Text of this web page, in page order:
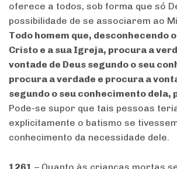
oferece a todos, sob forma que só
possibilidade de se associarem ao
Todo homem que, desconhecendo
Cristo e a sua Igreja, procura a
vontade de Deus segundo o seu
procura a verdade e procura a
segundo o seu conhecimento dela,
Pode-se supor que tais pessoas
explicitamente o batismo se
conhecimento da necessidade dele.